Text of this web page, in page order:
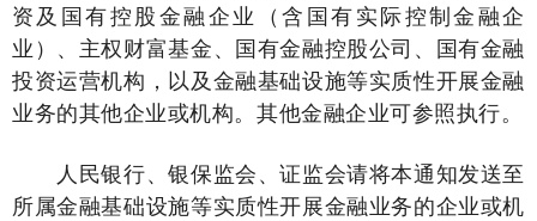
资及国有控股金融企业（含国有实际控制金融企
业）、主权财富基金、国有金融控股公司、国有金融
投资运营机构，以及金融基础设施等实质性开展金融
业务的其他企业或机构。其他金融企业可参照执行。
人民银行、银保监会、证监会请将本通知发送至
所属金融基础设施等实质性开展金融业务的企业或机